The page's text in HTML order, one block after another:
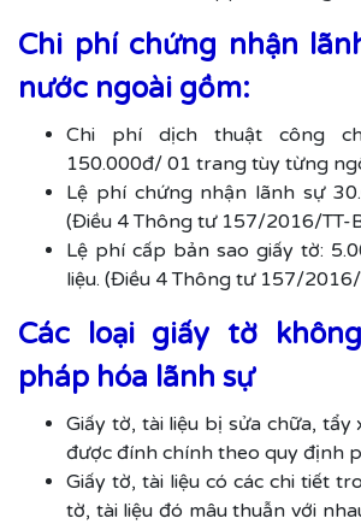
Chi phí chứng nhận
nước ngoài gồm:
Chi phí dịch thuật công
150.000đ/ 01 trang tùy từng
Lệ phí chứng nhận lãnh sự
(Điều 4 Thông tư 157/2016/TT-
Lệ phí cấp bản sao giấy tờ:
liệu. (Điều 4 Thông tư 157/2016/
Các loại giấy tờ
pháp hóa lãnh sự
Giấy tờ, tài liệu bị sửa chữa,
được đính chính theo quy định
Giấy tờ, tài liệu có các chi tiết
tờ, tài liệu đó mâu thuẫn với